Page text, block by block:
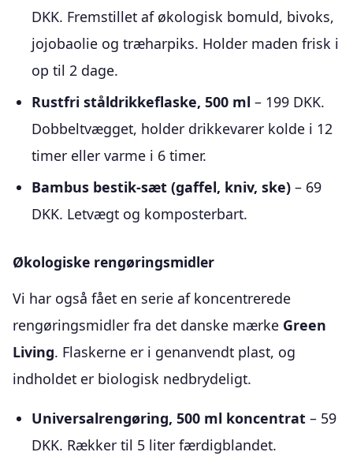
DKK. Fremstillet af økologisk bomuld, bivoks,
jojobaolie og træharpiks. Holder maden frisk i
op til 2 dage.
Rustfri ståldrikkeflaske, 500 ml – 199 DKK.
Dobbeltvægget, holder drikkevarer kolde i 12
timer eller varme i 6 timer.
Bambus bestik-sæt (gaffel, kniv, ske) – 69
DKK. Letvægt og komposterbart.
Økologiske rengøringsmidler
Vi har også fået en serie af koncentrerede
rengøringsmidler fra det danske mærke Green
Living. Flaskerne er i genanvendt plast, og
indholdet er biologisk nedbrydeligt.
Universalrengøring, 500 ml koncentrat – 59
DKK. Rækker til 5 liter færdigblandet.